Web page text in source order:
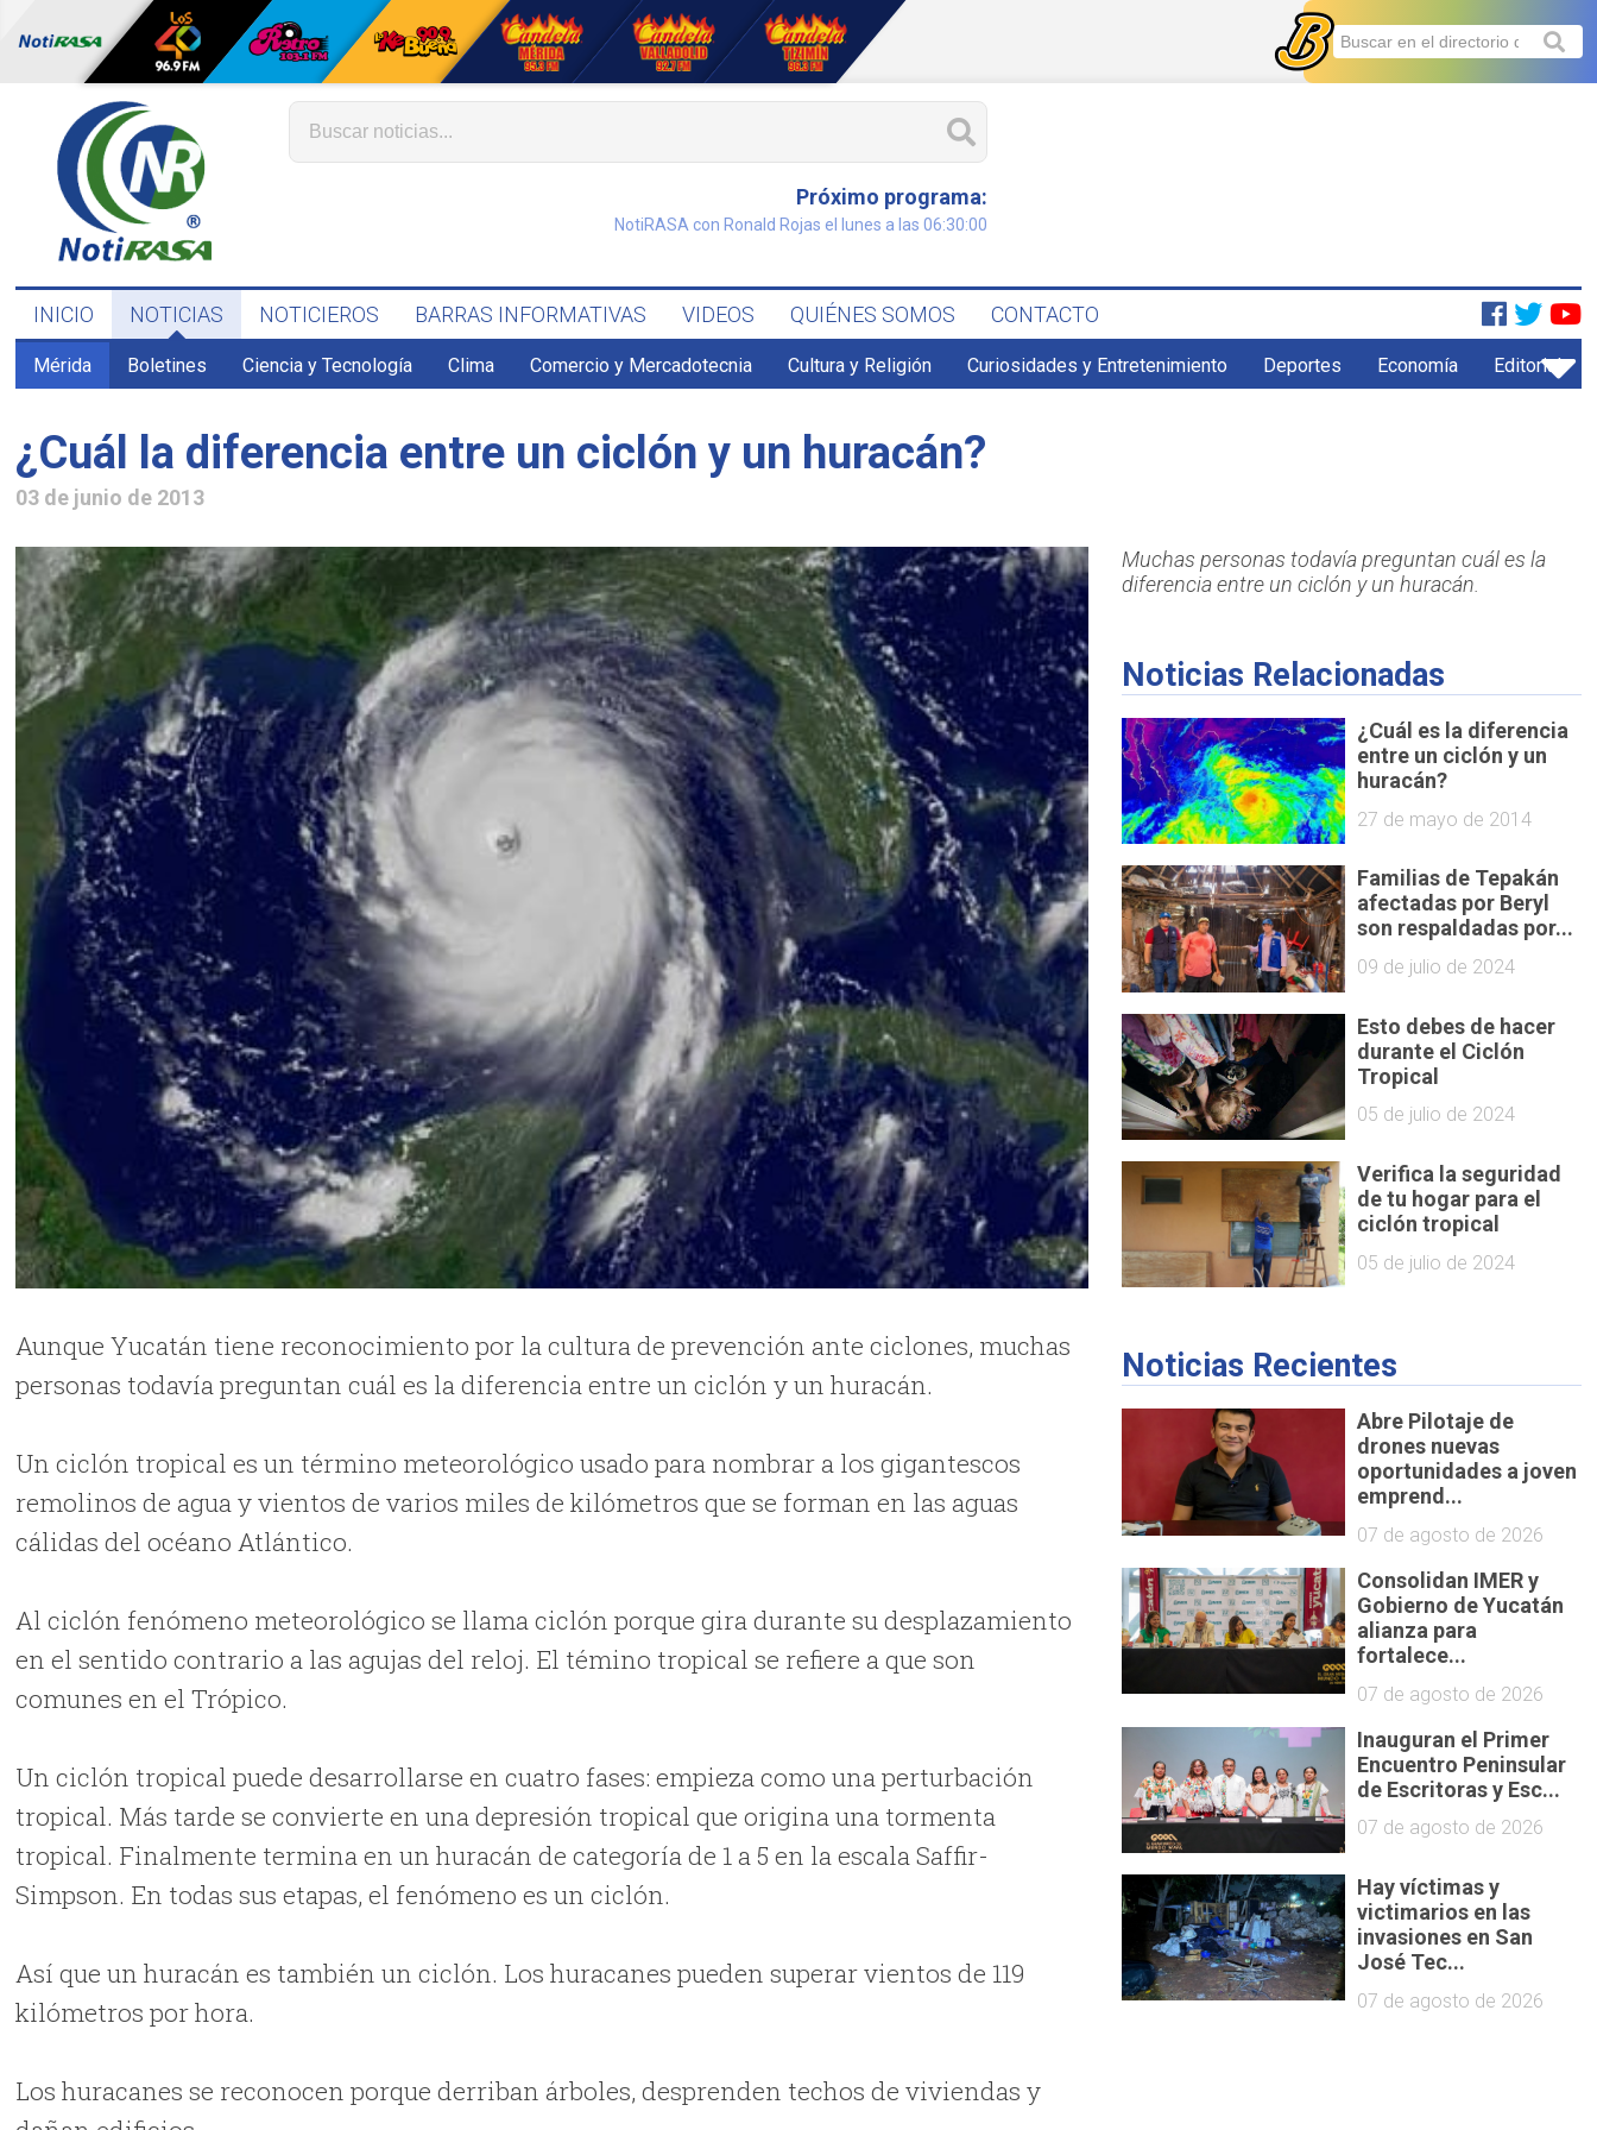
Próximo programa:
NotiRASA con Ronald Rojas el lunes a las 06:30:00
INICIO NOTICIAS NOTICIEROS BARRAS INFORMATIVAS VIDEOS QUIÉNES SOMOS CONTACTO
Mérida Boletines Ciencia y Tecnología Clima Comercio y Mercadotecnia Cultura y Religión Curiosidades y Entretenimiento Deportes Economía Editorial
¿Cuál la diferencia entre un ciclón y un huracán?
03 de junio de 2013
Aunque Yucatán tiene reconocimiento por la cultura de prevención ante ciclones, muchas
personas todavía preguntan cuál es la diferencia entre un ciclón y un huracán.
Un ciclón tropical es un término meteorológico usado para nombrar a los gigantescos
remolinos de agua y vientos de varios miles de kilómetros que se forman en las aguas
cálidas del océano Atlántico.
Al ciclón fenómeno meteorológico se llama ciclón porque gira durante su desplazamiento
en el sentido contrario a las agujas del reloj. El témino tropical se refiere a que son
comunes en el Trópico.
Un ciclón tropical puede desarrollarse en cuatro fases: empieza como una perturbación
tropical. Más tarde se convierte en una depresión tropical que origina una tormenta
tropical. Finalmente termina en un huracán de categoría de 1 a 5 en la escala Saffir-
Simpson. En todas sus etapas, el fenómeno es un ciclón.
Así que un huracán es también un ciclón. Los huracanes pueden superar vientos de 119
kilómetros por hora.
Los huracanes se reconocen porque derriban árboles, desprenden techos de viviendas y
Muchas personas todavía preguntan cuál es la
diferencia entre un ciclón y un huracán.
Noticias Relacionadas
¿Cuál es la diferencia
entre un ciclón y un
huracán?
27 de mayo de 2014
Familias de Tepakán
afectadas por Beryl
son respaldadas por...
09 de julio de 2024
Esto debes de hacer
durante el Ciclón
Tropical
05 de julio de 2024
Verifica la seguridad
de tu hogar para el
ciclón tropical
05 de julio de 2024
Noticias Recientes
Abre Pilotaje de
drones nuevas
oportunidades a joven
emprend...
07 de agosto de 2026
Consolidan IMER y
Gobierno de Yucatán
alianza para
fortalece...
07 de agosto de 2026
Inauguran el Primer
Encuentro Peninsular
de Escritoras y Esc...
07 de agosto de 2026
Hay víctimas y
victimarios en las
invasiones en San
José Tec...
07 de agosto de 2026